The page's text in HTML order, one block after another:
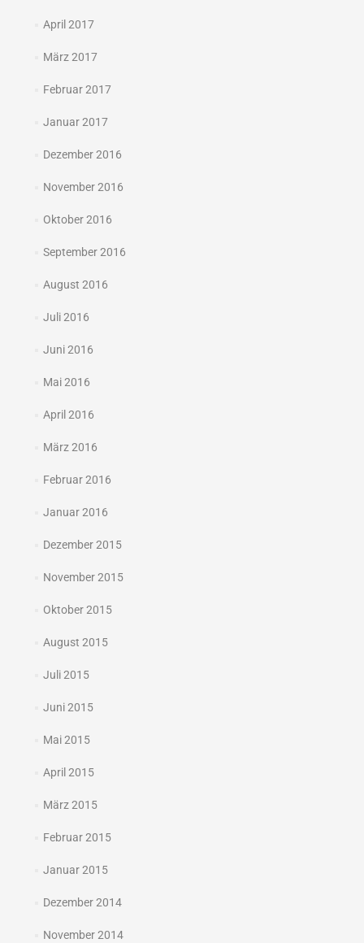
April 2017
März 2017
Februar 2017
Januar 2017
Dezember 2016
November 2016
Oktober 2016
September 2016
August 2016
Juli 2016
Juni 2016
Mai 2016
April 2016
März 2016
Februar 2016
Januar 2016
Dezember 2015
November 2015
Oktober 2015
August 2015
Juli 2015
Juni 2015
Mai 2015
April 2015
März 2015
Februar 2015
Januar 2015
Dezember 2014
November 2014